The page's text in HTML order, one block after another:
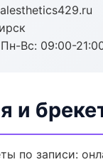
Пн-Вс: 09:00-
и
по записи: